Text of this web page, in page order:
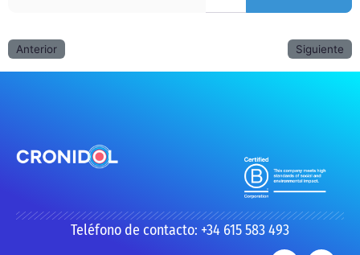
Anterior Siguiente
Teléfono de contacto: +34 615 583 493